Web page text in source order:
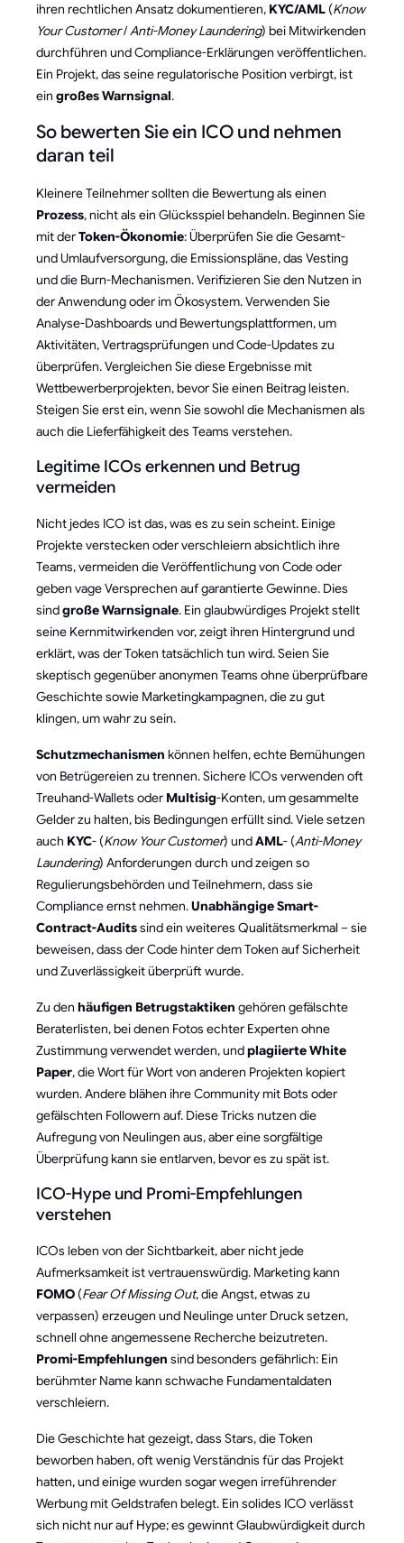
ihren rechtlichen Ansatz dokumentieren, KYC/AML (Know
Your Customer/Anti-Money Laundering) bei Mitwirkenden
durchführen und Compliance-Erklärungen veröffentlichen.
Ein Projekt, das seine regulatorische Position verbirgt, ist
ein großes Warnsignal.
So bewerten Sie ein ICO und nehmen
daran teil
Kleinere Teilnehmer sollten die Bewertung als einen
Prozess, nicht als ein Glücksspiel behandeln. Beginnen Sie
mit derToken-Ökonomie: Überprüfen Sie die Gesamt-
und Umlaufversorgung, die Emissionspläne, das Vesting
und die Burn-Mechanismen. Verifizieren Sie den Nutzen in
der Anwendung oder im Ökosystem. Verwenden Sie
Analyse-Dashboards und Bewertungsplattformen, um
Aktivitäten, Vertragsprüfungen und Code-Updates zu
überprüfen. Vergleichen Sie diese Ergebnisse mit
Wettbewerberprojekten, bevor Sie einen Beitrag leisten.
Steigen Sie erst ein, wenn Sie sowohl die Mechanismen als
auch die Lieferfähigkeit des Teams verstehen.
Legitime ICOs erkennen und Betrug
vermeiden
Nicht jedes ICO ist das, was es zu sein scheint. Einige
Projekte verstecken oder verschleiern absichtlich ihre
Teams, vermeiden die Veröffentlichung von Code oder
geben vage Versprechen auf garantierte Gewinne. Dies
sindgroße Warnsignale. Ein glaubwürdiges Projekt stellt
seine Kernmitwirkenden vor, zeigt ihren Hintergrund und
erklärt, was der Token tatsächlich tun wird. Seien Sie
skeptisch gegenüber anonymen Teams ohne überprüfbare
Geschichte sowie Marketingkampagnen, die zu gut
klingen, um wahr zu sein.
Schutzmechanismen können helfen, echte Bemühungen
von Betrügereien zu trennen. Sichere ICOs verwenden oft
Treuhand-Wallets oder Multisig-Konten, um gesammelte
Gelder zu halten, bis Bedingungen erfüllt sind. Viele setzen
auch KYC- (Know Your Customer) undAML- (Anti-Money
Laundering) Anforderungen durch und zeigen so
Regulierungsbehörden und Teilnehmern, dass sie
Compliance ernst nehmen.Unabhängige Smart-
Contract-Auditssind ein weiteres Qualitätsmerkmal – sie
beweisen, dass der Code hinter dem Token auf Sicherheit
und Zuverlässigkeit überprüft wurde.
Zu den häufigen Betrugstaktiken gehören gefälschte
Beraterlisten, bei denen Fotos echter Experten ohne
Zustimmung verwendet werden, undplagiierte White
Paper, die Wort für Wort von anderen Projekten kopiert
wurden. Andere blähen ihre Community mit Bots oder
gefälschten Followern auf. Diese Tricks nutzen die
Aufregung von Neulingen aus, aber eine sorgfältige
Überprüfung kann sie entlarven, bevor es zu spät ist.
ICO-Hype und Promi-Empfehlungen
verstehen
ICOs leben von der Sichtbarkeit, aber nicht jede
Aufmerksamkeit ist vertrauenswürdig. Marketing kann
FOMO (Fear Of Missing Out, die Angst, etwas zu
verpassen) erzeugen und Neulinge unter Druck setzen,
schnell ohne angemessene Recherche beizutreten.
Promi-Empfehlungen sind besonders gefährlich: Ein
berühmter Name kann schwache Fundamentaldaten
verschleiern.
Die Geschichte hat gezeigt, dass Stars, die Token
beworben haben, oft wenig Verständnis für das Projekt
hatten, und einige wurden sogar wegen irreführender
Werbung mit Geldstrafen belegt. Ein solides ICO verlässt
sich nicht nur auf Hype; es gewinnt Glaubwürdigkeit durch